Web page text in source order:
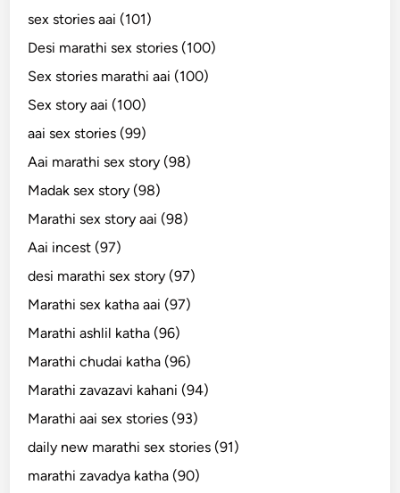
sex stories aai (101)
Desi marathi sex stories (100)
Sex stories marathi aai (100)
Sex story aai (100)
aai sex stories (99)
Aai marathi sex story (98)
Madak sex story (98)
Marathi sex story aai (98)
Aai incest (97)
desi marathi sex story (97)
Marathi sex katha aai (97)
Marathi ashlil katha (96)
Marathi chudai katha (96)
Marathi zavazavi kahani (94)
Marathi aai sex stories (93)
daily new marathi sex stories (91)
marathi zavadya katha (90)